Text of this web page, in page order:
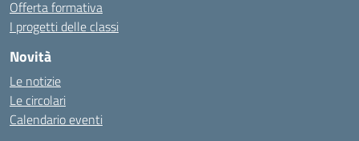
Offerta formativa
I progetti delle classi
Novità
Le notizie
Le circolari
Calendario eventi